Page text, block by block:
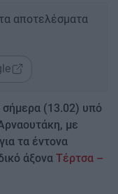
αποτελέσματα
σήμερα (13.02) υπό
με
τα έντονα
άξονα Τέρτσα –